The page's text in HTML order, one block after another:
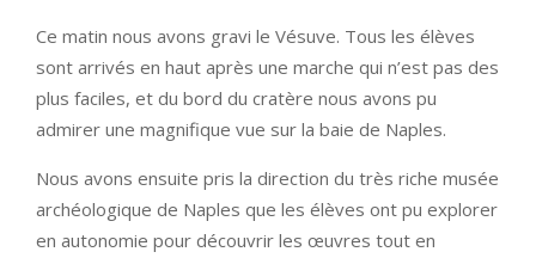
Ce matin nous avons gravi le Vésuve. Tous les élèves
sont arrivés en haut après une marche qui n’est pas des
plus faciles, et du bord du cratère nous avons pu
admirer une magnifique vue sur la baie de Naples.
Nous avons ensuite pris la direction du très riche musée
archéologique de Naples que les élèves ont pu explorer
en autonomie pour découvrir les œuvres tout en